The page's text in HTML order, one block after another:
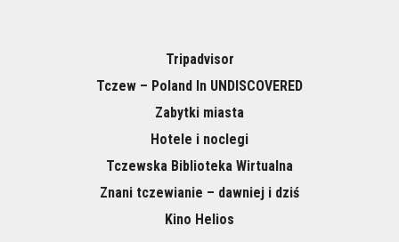
Tripadvisor
Tczew – Poland In UNDISCOVERED
Zabytki miasta
Hotele i noclegi
Tczewska Biblioteka Wirtualna
Znani tczewianie – dawniej i dziś
Kino Helios